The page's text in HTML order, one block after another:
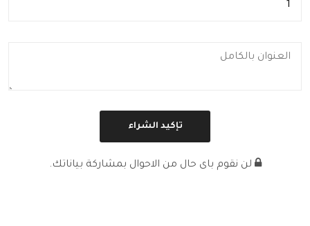
لن نقوم باى حال من الاحوال بمشاركة بياناتك.